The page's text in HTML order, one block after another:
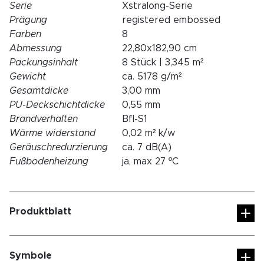
Serie
Xstralong-Serie
Prägung
registered embossed
Farben
8
Abmessung
22,80x182,90 cm
Packungsinhalt
8 Stück | 3,345 m²
Gewicht
ca. 5178 g/m²
Gesamtdicke
3,00 mm
PU-Deckschichtdicke
0,55 mm
Brandverhalten
Bfl-S1
Wärme widerstand
0,02 m² k/w
Geräuschredurzierung
ca. 7 dB(A)
Fußbodenheizung
ja, max 27 ºC
Produktblatt
Symbole